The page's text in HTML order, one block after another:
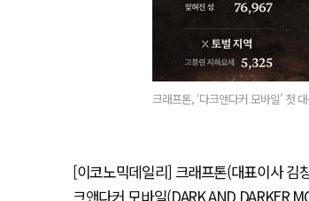
크래프톤, ‘다크앤다커 모바일’ 첫
[이코노믹데일리] 크래프톤(대표이사 김
크앤다커 모바일(DARK AND DARKER